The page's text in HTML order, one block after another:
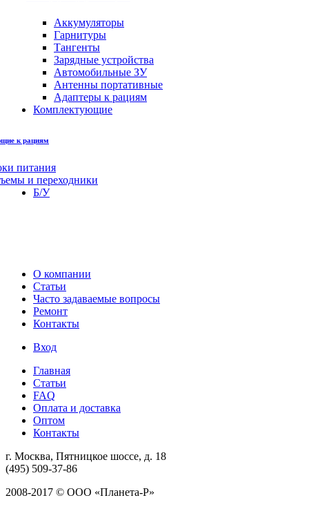
Аккумуляторы
Гарнитуры
Тангенты
Зарядные устройства
Автомобильные ЗУ
Антенны портативные
Адаптеры к рациям
Комплектующие
к рациям
питания
и переходники
Б/У
О компании
Статьи
Часто задаваемые вопросы
Ремонт
Контакты
Вход
Главная
Статьи
FAQ
Оплата и доставка
Оптом
Контакты
г. Москва, Пятницкое шоссе, д. 18
(495) 509-37-86
2008-2017 © ООО «Планета-Р»